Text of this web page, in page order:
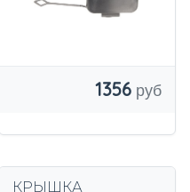
1356
КРЫШКА